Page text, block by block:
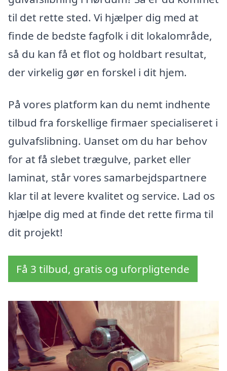
til det rette sted. Vi hjælper dig med at
finde de bedste fagfolk i dit lokalområde,
så du kan få et flot og holdbart resultat,
der virkelig gør en forskel i dit hjem.
På vores platform kan du nemt indhente
tilbud fra forskellige firmaer specialiseret i
gulvafslibning. Uanset om du har behov
for at få slebet trægulve, parket eller
laminat, står vores samarbejdspartnere
klar til at levere kvalitet og service. Lad os
hjælpe dig med at finde det rette firma til
dit projekt!
Få 3 tilbud, gratis og uforpligtende